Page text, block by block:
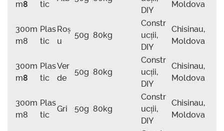
m8 tic
DIY
Moldova
300m
m8
Plas
tic
Roș
u
50g 80kg
Constr
ucții,
DIY
Chisinau,
Moldova
300m
m8
Plas
tic
Ver
de
50g 80kg
Constr
ucții,
DIY
Chisinau,
Moldova
300m
m8
Plas
tic
Gri 50g 80kg
Constr
ucții,
DIY
Chisinau,
Moldova